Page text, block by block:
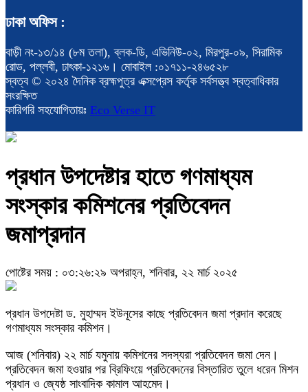
ঢাকা অফিস :
বাড়ী নং-১৩/১৪ (৮ম তলা), ব্লক-ডি, এভিনিউ-০২, মিরপুর-০৯, সিরামিক
রোড, পল্লবী, ঢাৎকা-১২১৬। মোবাইল :০১৭১১-২৪৬৫২৮
স্বত্ব © ২০২৪ দৈনিক ব্রহ্মপুত্র এক্সপ্রেস কর্তৃক সর্বসত্ত্ব স্বত্বাধিকার
সংরক্ষিত
কারিগরি সহযোগিতায়ঃ Eco Verse IT
প্রধান উপদেষ্টার হাতে গণমাধ্যম
সংস্কার কমিশনের প্রতিবেদন
জমাপ্রদান
পোষ্টের সময় : ০৩:২৬:২৯ অপরাহ্ন, শনিবার, ২২ মার্চ ২০২৫
প্রধান উপদেষ্টা ড. মুহাম্মদ ইউনূসের কাছে প্রতিবেদন জমা প্রদান করেছে
গণমাধ্যম সংস্কার কমিশন।
আজ (শনিবার) ২২ মার্চ যমুনায় কমিশনের সদস্যরা প্রতিবেদন জমা দেন।
প্রতিবেদন জমা হওয়ার পর ব্রিফিংয়ে প্রতিবেদনের বিস্তারিত তুলে ধরেন মিশন
প্রধান ও জ্যেষ্ঠ সাংবাদিক কামাল আহমেদ।